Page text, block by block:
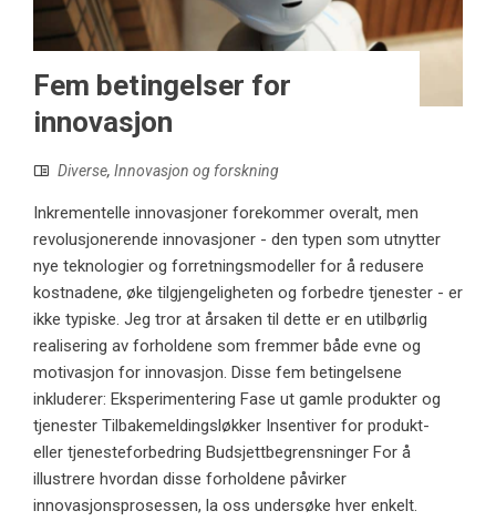
Fem betingelser for
innovasjon
Diverse, Innovasjon og forskning
Inkrementelle innovasjoner forekommer overalt, men
revolusjonerende innovasjoner - den typen som utnytter
nye teknologier og forretningsmodeller for å redusere
kostnadene, øke tilgjengeligheten og forbedre tjenester - er
ikke typiske. Jeg tror at årsaken til dette er en utilbørlig
realisering av forholdene som fremmer både evne og
motivasjon for innovasjon. Disse fem betingelsene
inkluderer: Eksperimentering Fase ut gamle produkter og
tjenester Tilbakemeldingsløkker Insentiver for produkt-
eller tjenesteforbedring Budsjettbegrensninger For å
illustrere hvordan disse forholdene påvirker
innovasjonsprosessen, la oss undersøke hver enkelt.